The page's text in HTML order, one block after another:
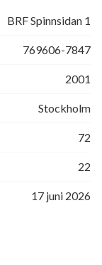
BRF Spinnsidan 1
769606-7847
2001
Stockholm
72
22
17 juni 2026